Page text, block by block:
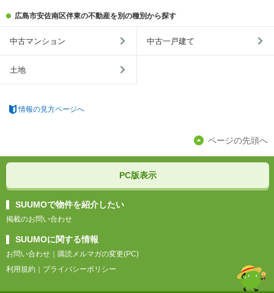
広島市安佐南区伴東の不動産を別の種別から探す
中古マンション 中古一戸建て
土地
情報の見方ページへ
ページの先頭へ
PC版表示
SUUMOで物件を紹介したい
掲載のお問い合わせ
SUUMOに関する情報
お問い合わせ
購読メルマガの変更(PC)
利用規約
プライバシーポリシー